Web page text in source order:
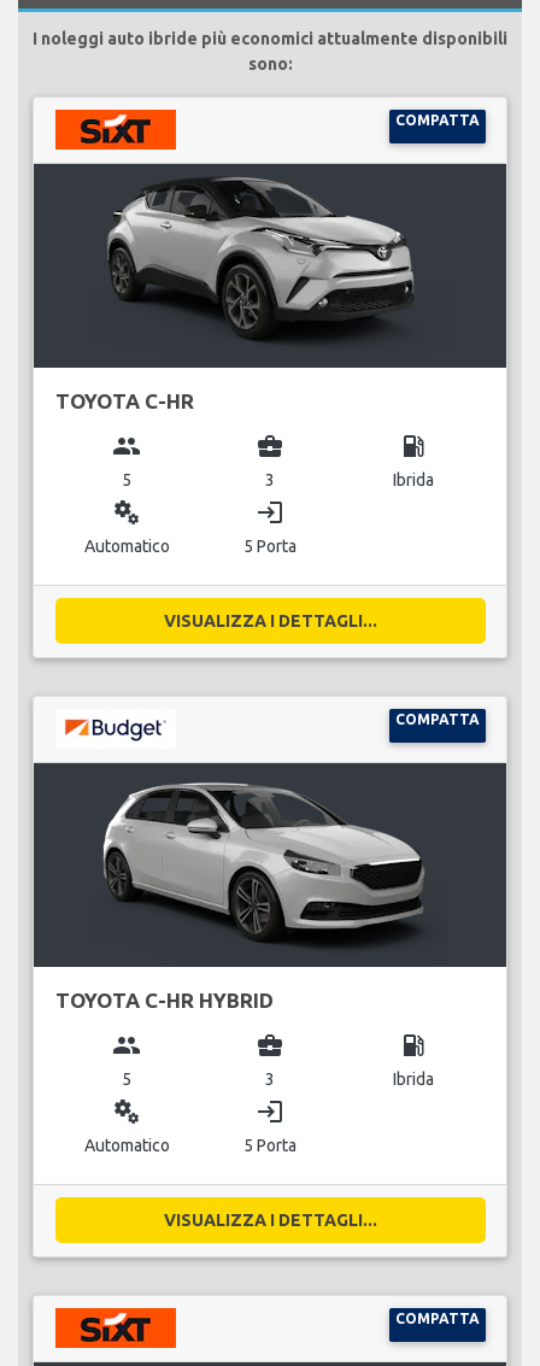
I noleggi auto ibride più economici attualmente disponibili
sono:
COMPATTA
TOYOTA C-HR
group
5
business_center
3
local_gas_station
Ibrida
miscellaneous_services
Automatico
login
5 Porta
VISUALIZZA I DETTAGLI...
COMPATTA
TOYOTA C-HR HYBRID
group
5
business_center
3
local_gas_station
Ibrida
miscellaneous_services
Automatico
login
5 Porta
VISUALIZZA I DETTAGLI...
COMPATTA